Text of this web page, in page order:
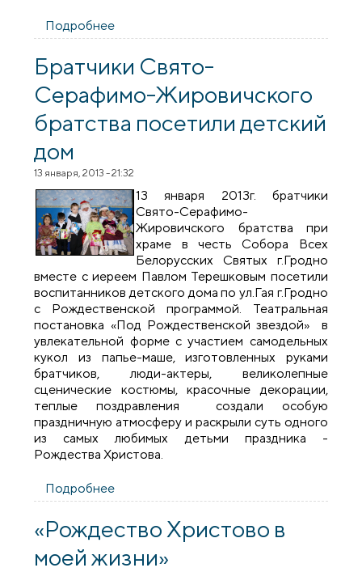
Подробнее
отряд
Братчики Свято-
Серафимо-Жировичского
братства посетили детский
дом
13 января, 2013 - 21:32
13 января 2013г. братчики
Свято-Серафимо-
Жировичского братства при
храме в честь Собора Всех
Белорусских Святых г.Гродно
вместе с иереем Павлом Терешковым посетили
воспитанников детского дома по ул.Гая г.Гродно
с Рождественской программой. Театральная
постановка «Под Рождественской звездой» в
увлекательной форме с участием самодельных
кукол из папье-маше, изготовленных руками
братчиков, люди-актеры, великолепные
сценические костюмы, красочные декорации,
теплые поздравления создали особую
праздничную атмосферу и раскрыли суть одного
из самых любимых детьми праздника -
Рождества Христова.
Подробнее
Жировичского братства посетили
детский дом
«Рождество Христово в
моей жизни»